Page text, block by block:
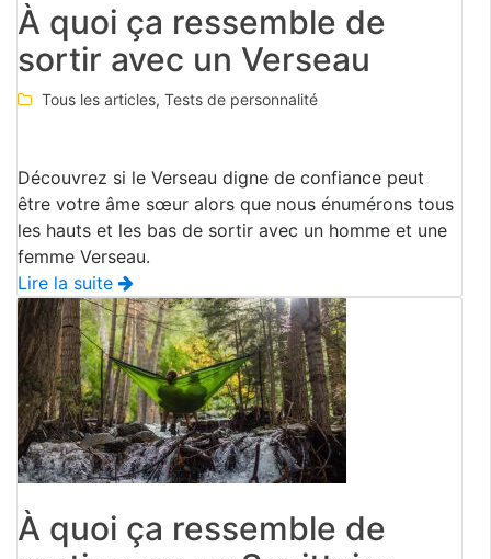
À quoi ça ressemble de
sortir avec un Verseau
Tous les articles, Tests de personnalité
Découvrez si le Verseau digne de confiance peut
être votre âme sœur alors que nous énumérons tous
les hauts et les bas de sortir avec un homme et une
femme Verseau.
Lire la suite
À quoi ça ressemble de